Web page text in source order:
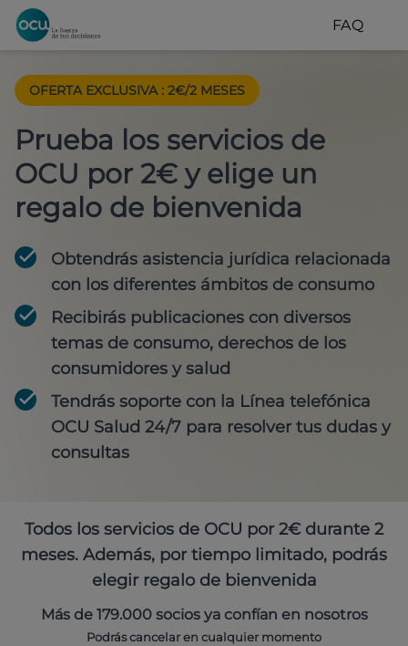
FAQ
OFERTA EXCLUSIVA : 2€/2 MESES
Prueba los servicios de
OCU por 2€ y elige un
regalo de bienvenida
Obtendrás asistencia jurídica relacionada
con los diferentes ámbitos de consumo
Recibirás publicaciones con diversos
temas de consumo, derechos de los
consumidores y salud
Tendrás soporte con la Línea telefónica
OCU Salud 24/7 para resolver tus dudas y
consultas
Todos los servicios de OCU por 2€ durante 2
meses. Además, por tiempo limitado, podrás
elegir regalo de bienvenida
Más de 179.000 socios ya confían en nosotros
Podrás cancelar en cualquier momento